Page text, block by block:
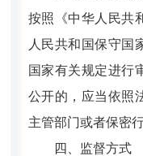
按照《中华人民共
人民共和国保守国
国家有关规定进行
公开的，应当依照
主管部门或者保密
四、监督方式